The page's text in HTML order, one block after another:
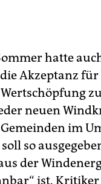
hatte
Akzeptanz
neuen
im
so
der
ist. Kritiker